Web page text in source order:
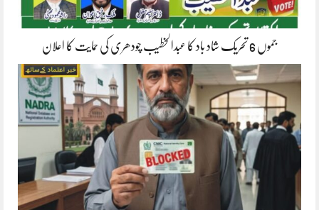
جموں 6 تحریک شاد باد کا عبدالخطیب چودھری کی حمایت کا اعلان